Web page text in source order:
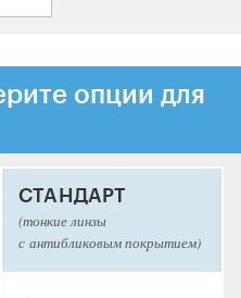
опции для
СТАНДАРТ
(тонкие линзы
с антибликовым покрытием)